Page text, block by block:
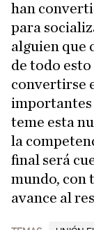
han
para
alguien que
de todo
convertirse
importantes
teme esta
la
final será
mundo, con
avance al